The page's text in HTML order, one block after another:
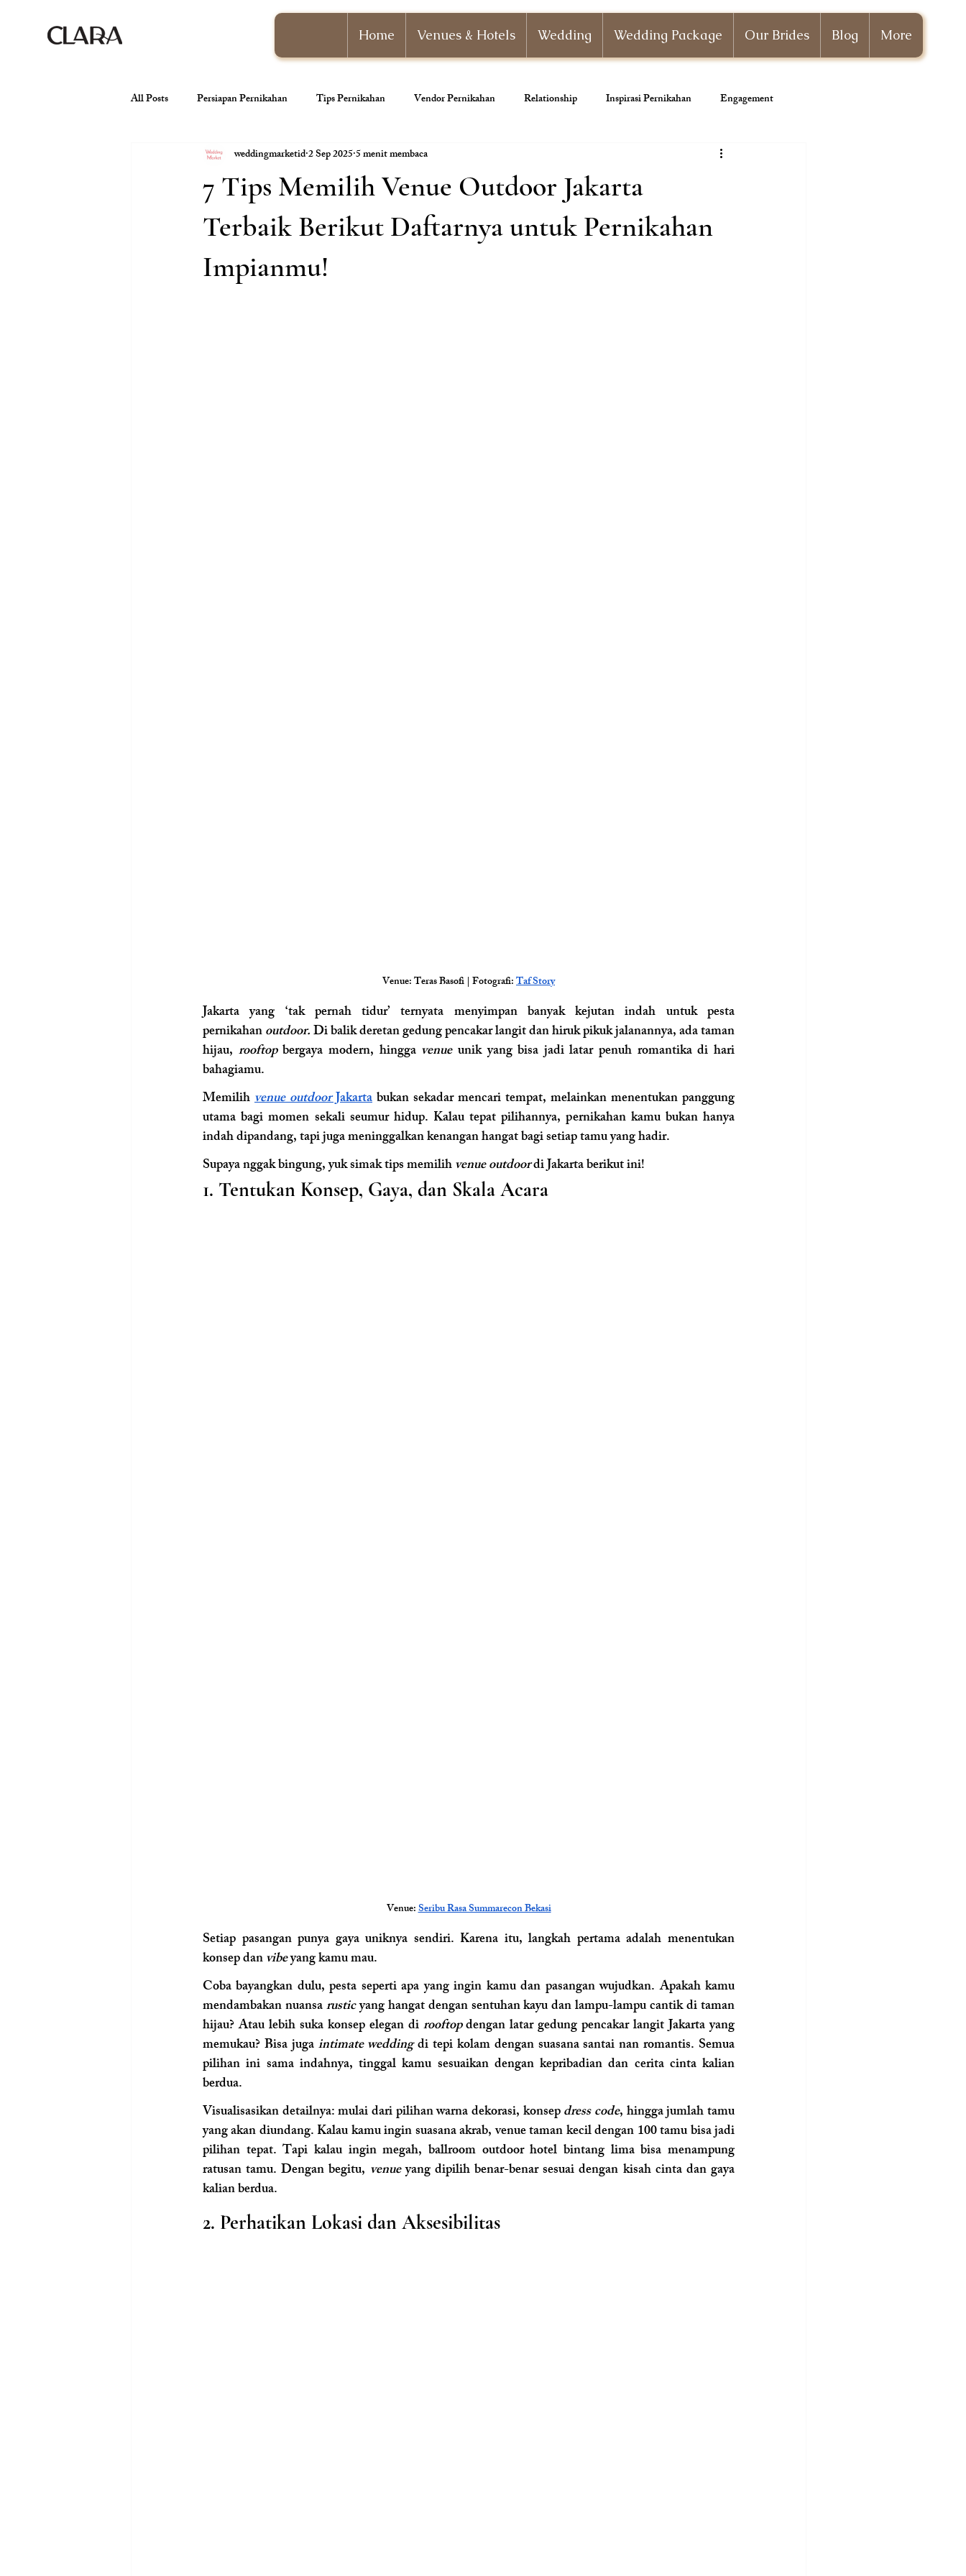
Home Venues & Hotels Wedding Wedding Package Our Brides Blog More
All Posts Persiapan Pernikahan Tips Pernikahan Vendor Pernikahan Relationship Inspirasi Pernikahan Engagement
venue pernikahan Wedding Organizer Paket Pernikahan Wedding Planner
Tren Pernikahan Konsep Pernikahan Dekorasi Pernikahan
7 Tips Memilih Venue Outdoor Jakarta
Terbaik Berikut Daftarnya untuk Pernikahan
Impianmu!
weddingmarketid2 Sep 20255 menit membaca
Venue: Teras Basofi | Fotografi: Taf Story
Jakarta yang ‘tak pernah tidur’ ternyata menyimpan banyak kejutan indah untuk pesta
pernikahan outdoor. Di balik deretan gedung pencakar langit dan hiruk pikuk jalanannya, ada taman
hijau, rooftop bergaya modern, hingga venue unik yang bisa jadi latar penuh romantika di hari
bahagiamu.
Memilih venue outdoor Jakarta bukan sekadar mencari tempat, melainkan menentukan panggung
utama bagi momen sekali seumur hidup. Kalau tepat pilihannya, pernikahan kamu bukan hanya
indah dipandang, tapi juga meninggalkan kenangan hangat bagi setiap tamu yang hadir.
Supaya nggak bingung, yuk simak tips memilih venue outdoor di Jakarta berikut ini!
1. Tentukan Konsep, Gaya, dan Skala Acara
Venue: Seribu Rasa Summarecon Bekasi
Setiap pasangan punya gaya uniknya sendiri. Karena itu, langkah pertama adalah menentukan
konsep dan vibe yang kamu mau.
Coba bayangkan dulu, pesta seperti apa yang ingin kamu dan pasangan wujudkan. Apakah kamu
mendambakan nuansa rustic yang hangat dengan sentuhan kayu dan lampu-lampu cantik di taman
hijau? Atau lebih suka konsep elegan di rooftop dengan latar gedung pencakar langit Jakarta yang
memukau? Bisa juga intimate wedding di tepi kolam dengan suasana santai nan romantis. Semua
pilihan ini sama indahnya, tinggal kamu sesuaikan dengan kepribadian dan cerita cinta kalian
berdua.
Visualisasikan detailnya: mulai dari pilihan warna dekorasi, konsep dress code, hingga jumlah tamu
yang akan diundang. Kalau kamu ingin suasana akrab, venue taman kecil dengan 100 tamu bisa jadi
pilihan tepat. Tapi kalau ingin megah, ballroom outdoor hotel bintang lima bisa menampung
ratusan tamu. Dengan begitu, venue yang dipilih benar-benar sesuai dengan kisah cinta dan gaya
kalian berdua.
2. Perhatikan Lokasi dan Aksesibilitas